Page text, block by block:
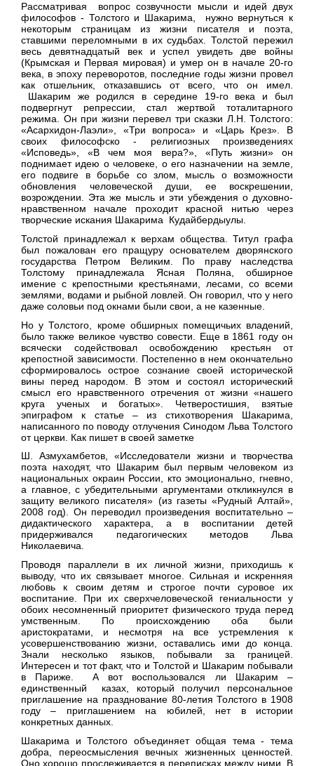
Рассматривая вопрос созвучности мысли и идей двух
философов - Толстого и Шакарима, нужно вернуться к
некоторым страницам из жизни писателя и поэта,
ставшими переломными в их судьбах. Толстой пережил
весь девятнадцатый век и успел увидеть две войны
(Крымская и Первая мировая) и умер он в начале 20-го
века, в эпоху переворотов, последние годы жизни провел
как отшельник, отказавшись от всего, что он имел.
Шакарим же родился в середине 19-го века и был
подвергнут репрессии, стал жертвой тоталитарного
режима. Он при жизни перевел три сказки Л.Н. Толстого:
«Асархидон-Лаэли», «Три вопроса» и «Царь Крез». В
своих философско - религиозных произведениях
«Исповедь», «В чем моя вера?», «Путь жизни» он
поднимает идею о человеке, о его назначении на земле,
его подвиге в борьбе со злом, мысль о возможности
обновления человеческой души, ее воскрешении,
возрождении. Эта же мысль и эти убеждения о духовно-
нравственном начале проходит красной нитью через
творческие искания Шакарима Кудайбердыулы.
Толстой принадлежал к верхам общества. Титул графа
был пожалован его пращуру основателем дворянского
государства Петром Великим. По праву наследства
Толстому принадлежала Ясная Поляна, обширное
имение с крепостными крестьянами, лесами, со всеми
землями, водами и рыбной ловлей. Он говорил, что у него
даже соловьи под окнами были свои, а не казенные.
Но у Толстого, кроме обширных помещичьих владений,
было также великое чувство совести. Еще в 1861 году он
всячески содействовал освобождению крестьян от
крепостной зависимости. Постепенно в нем окончательно
сформировалось острое сознание своей исторической
вины перед народом. В этом и состоял исторический
смысл его нравственного отречения от жизни «нашего
круга ученых и богатых». Четверостишия, взятые
эпиграфом к статье – из стихотворения Шакарима,
написанного по поводу отлучения Синодом Льва Толстого
от церкви. Как пишет в своей заметке
Ш. Азмухамбетов, «Исследователи жизни и творчества
поэта находят, что Шакарим был первым человеком из
национальных окраин России, кто эмоционально, гневно,
а главное, с убедительными аргументами откликнулся в
защиту великого писателя» (из газеты «Рудный Алтай»,
2008 год). Он переводил произведения воспитательно –
дидактического характера, а в воспитании детей
придерживался педагогических методов Льва
Николаевича.
Проводя параллели в их личной жизни, приходишь к
выводу, что их связывает многое. Сильная и искренняя
любовь к своим детям и строгое почти суровое их
воспитание. При их сверхчеловеческой гениальности у
обоих несомненный приоритет физического труда перед
умственным. По происхождению оба были
аристократами, и несмотря на все устремления к
усовершенствованию жизни, оставались ими до конца.
Знали несколько языков, побывали за границей.
Интересен и тот факт, что и Толстой и Шакарим побывали
в Париже. А вот воспользовался ли Шакарим –
единственный казах, который получил персональное
приглашение на празднование 80-летия Толстого в 1908
году – приглашением на юбилей, нет в истории
конкретных данных.
Шакарима и Толстого объединяет общая тема - тема
добра, переосмысления вечных жизненных ценностей.
Оно хорошо прослеживается в переписках между ними. В